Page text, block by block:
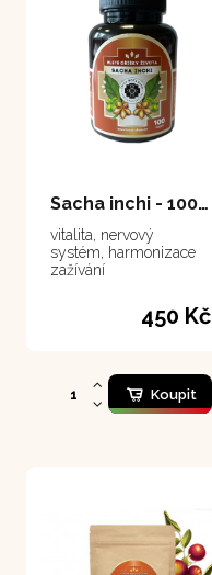
Sacha inchi - 100 kapslí
vitalita, nervový
systém, harmonizace
zažívání
450 Kč
Koupit